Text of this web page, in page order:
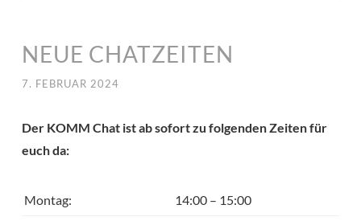
NEUE CHATZEITEN
7. FEBRUAR 2024
Der KOMM Chat ist ab sofort zu folgenden Zeiten für
euch da:
Montag: 14:00 – 15:00